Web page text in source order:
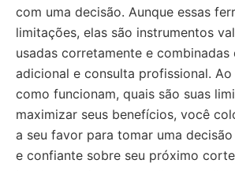
com uma decisão. Aunque essas
limitações, elas são instrumentos
usadas corretamente e combinadas
adicional e consulta profissional.
como funcionam, quais são suas
maximizar seus benefícios, você
a seu favor para tomar uma
e confiante sobre seu próximo